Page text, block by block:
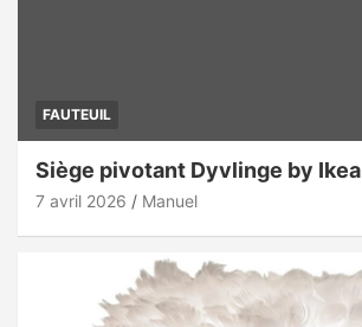
FAUTEUIL
Siège pivotant Dyvlinge by Ikea
7 avril 2026 Manuel